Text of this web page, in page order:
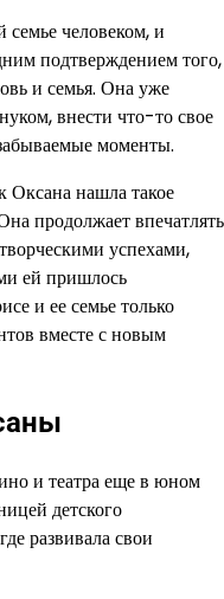
семье человеком, и
подтверждением того,
и семья. Она уже
внести что-то свое
моменты.
Оксана нашла такое
продолжает впечатлять
успехами,
ей пришлось
и ее семье только
вместе с новым
и театра еще в юном
детского
развивала свои